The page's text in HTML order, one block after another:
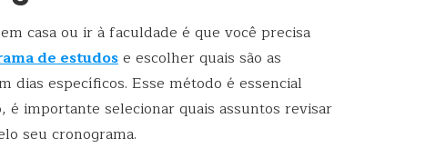
casa ou ir à faculdade é que você precisa
de estudose escolher quais são as
dias específicos. Esse método é essencial
é importante selecionar quais assuntos revisar
seu cronograma.